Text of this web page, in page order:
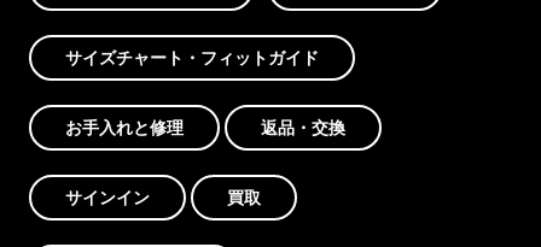
サイズチャート・フィットガイド
お手入れと修理 返品・交換
サインイン 買取